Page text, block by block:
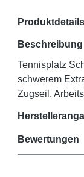
Produktdetails
Beschreibung
Tennisplatz
schwerem
Zugseil.
Bewertungen